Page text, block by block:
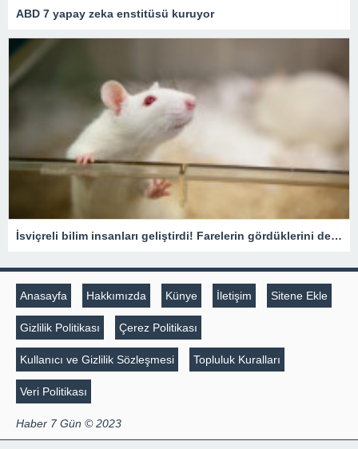
ABD 7 yapay zeka enstitüsü kuruyor
İsviçreli bilim insanları geliştirdi! Farelerin gördüklerini deşifre ediyor
Anasayfa Hakkımızda Künye İletişim Sitene Ekle
Gizlilik Politikası Çerez Politikası
Kullanıcı ve Gizlilik Sözleşmesi Topluluk Kuralları
Veri Politikası
Haber 7 Gün © 2023